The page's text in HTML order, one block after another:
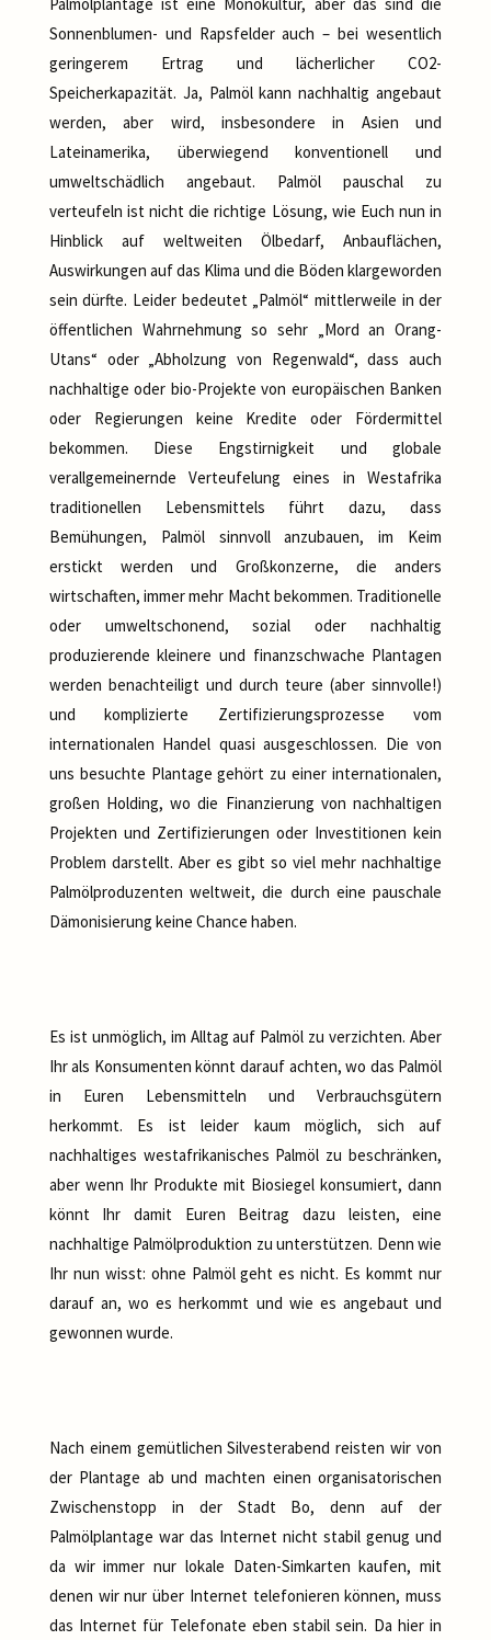
Sonnenblumen- und Rapsfelder auch – bei wesentlich
geringerem Ertrag und lächerlicher CO2-
Speicherkapazität. Ja, Palmöl kann nachhaltig angebaut
werden, aber wird, insbesondere in Asien und
Lateinamerika, überwiegend konventionell und
umweltschädlich angebaut. Palmöl pauschal zu
verteufeln ist nicht die richtige Lösung, wie Euch nun in
Hinblick auf weltweiten Ölbedarf, Anbauflächen,
Auswirkungen auf das Klima und die Böden klargeworden
sein dürfte. Leider bedeutet „Palmöl“ mittlerweile in der
öffentlichen Wahrnehmung so sehr „Mord an Orang-
Utans“ oder „Abholzung von Regenwald“, dass auch
nachhaltige oder bio-Projekte von europäischen Banken
oder Regierungen keine Kredite oder Fördermittel
bekommen. Diese Engstirnigkeit und globale
verallgemeinernde Verteufelung eines in Westafrika
traditionellen Lebensmittels führt dazu, dass
Bemühungen, Palmöl sinnvoll anzubauen, im Keim
erstickt werden und Großkonzerne, die anders
wirtschaften, immer mehr Macht bekommen. Traditionelle
oder umweltschonend, sozial oder nachhaltig
produzierende kleinere und finanzschwache Plantagen
werden benachteiligt und durch teure (aber sinnvolle!)
und komplizierte Zertifizierungsprozesse vom
internationalen Handel quasi ausgeschlossen. Die von
uns besuchte Plantage gehört zu einer internationalen,
großen Holding, wo die Finanzierung von nachhaltigen
Projekten und Zertifizierungen oder Investitionen kein
Problem darstellt. Aber es gibt so viel mehr nachhaltige
Palmölproduzenten weltweit, die durch eine pauschale
Dämonisierung keine Chance haben.
Es ist unmöglich, im Alltag auf Palmöl zu verzichten. Aber
Ihr als Konsumenten könnt darauf achten, wo das Palmöl
in Euren Lebensmitteln und Verbrauchsgütern
herkommt. Es ist leider kaum möglich, sich auf
nachhaltiges westafrikanisches Palmöl zu beschränken,
aber wenn Ihr Produkte mit Biosiegel konsumiert, dann
könnt Ihr damit Euren Beitrag dazu leisten, eine
nachhaltige Palmölproduktion zu unterstützen. Denn wie
Ihr nun wisst: ohne Palmöl geht es nicht. Es kommt nur
darauf an, wo es herkommt und wie es angebaut und
gewonnen wurde.
Nach einem gemütlichen Silvesterabend reisten wir von
der Plantage ab und machten einen organisatorischen
Zwischenstopp in der Stadt Bo, denn auf der
Palmölplantage war das Internet nicht stabil genug und
da wir immer nur lokale Daten-Simkarten kaufen, mit
denen wir nur über Internet telefonieren können, muss
das Internet für Telefonate eben stabil sein. Da hier in